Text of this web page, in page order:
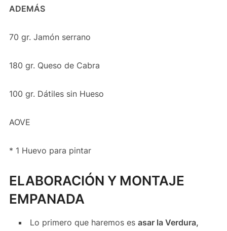
ADEMÁS
70 gr. Jamón serrano
180 gr. Queso de Cabra
100 gr. Dátiles sin Hueso
AOVE
* 1 Huevo para pintar
ELABORACIÓN Y MONTAJE
EMPANADA
Lo primero que haremos esasar la Verdura,